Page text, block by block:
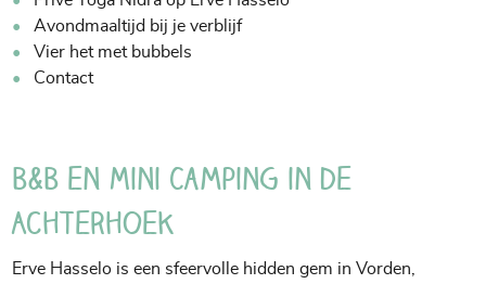
Avondmaaltijd bij je verblijf
Vier het met bubbels
Contact
B&B en Mini Camping in de
Achterhoek
Erve Hasselo is een sfeervolle hidden gem in Vorden,